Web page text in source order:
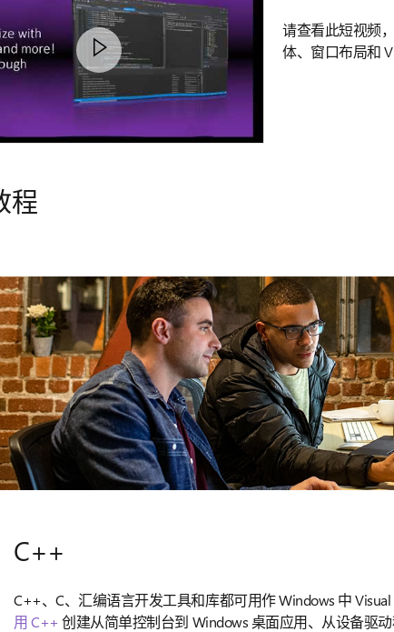
请查看此短视频
体、窗口布局和
程
C++
C++、C、汇编语言开发工具和库都可用作 Windows 中
用 C++创建从简单控制台到 Windows 桌面应用、从设备驱